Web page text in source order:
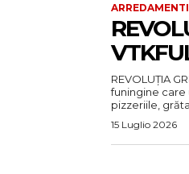
REVOLUȚIA GREEN A
funingine care
pizzeriile,
15 Luglio 2026